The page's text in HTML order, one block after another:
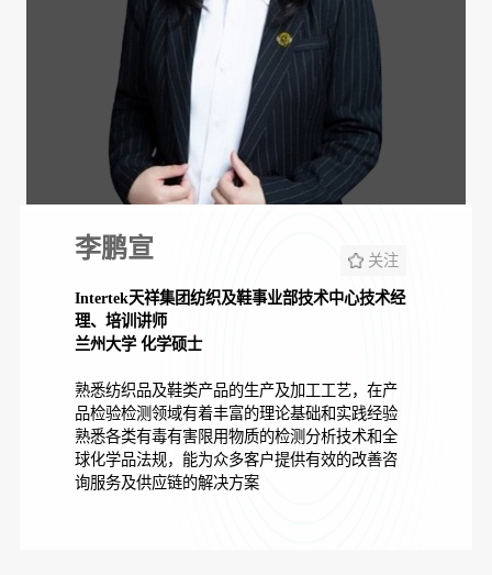
关注
李鹏宣
Intertek天祥集团纺织及鞋事业部技术中心技术经
理、培训讲师
兰州大学 化学硕士
熟悉纺织品及鞋类产品的生产及加工工艺，在产
品检验检测领域有着丰富的理论基础和实践经验
熟悉各类有毒有害限用物质的检测分析技术和全
球化学品法规，能为众多客户提供有效的改善咨
询服务及供应链的解决方案